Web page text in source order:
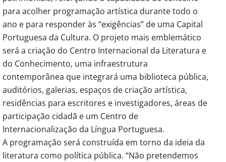
para acolher programação artística durante todo o
ano e para responder às “exigências” de uma Capital
Portuguesa da Cultura. O projeto mais emblemático
será a criação do Centro Internacional da Literatura e
do Conhecimento, uma infraestrutura
contemporânea que integrará uma biblioteca pública,
auditórios, galerias, espaços de criação artística,
residências para escritores e investigadores, áreas de
participação cidadã e um Centro de
Internacionalização da Língua Portuguesa.
A programação será construída em torno da ideia da
literatura como política pública. “Não pretendemos